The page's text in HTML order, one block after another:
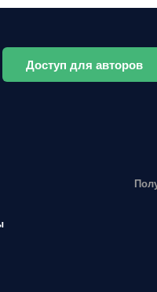
Доступ для авторов